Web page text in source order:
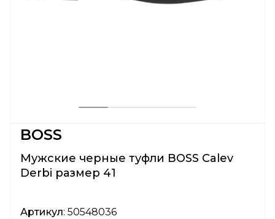
BOSS
Мужские черные туфли BOSS Calev
Derbi размер 41
Артикул: 50548036